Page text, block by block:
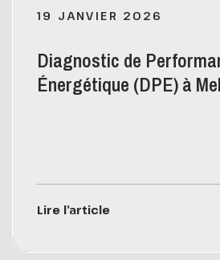
19 JANVIER 2026
Diagnostic de
Énergétique (DPE) à
Lire l’article